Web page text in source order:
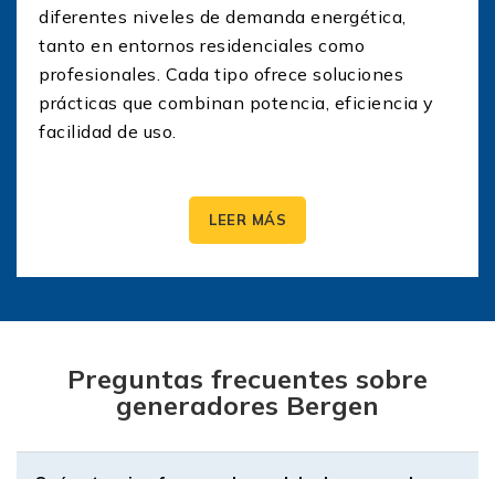
diferentes niveles de demanda energética,
tanto en entornos residenciales como
profesionales. Cada tipo ofrece soluciones
prácticas que combinan potencia, eficiencia y
facilidad de uso.
Generadores portátiles Bergen
Ideales para quienes necesitan energía
confiable en movimiento o en espacios sin
están equipados con manijas ergonómicas o
ruedas, lo que los hace perfectos para
jardines o emergencias en el hogar.
LEER MÁS
Preguntas frecuentes sobre
generadores Bergen